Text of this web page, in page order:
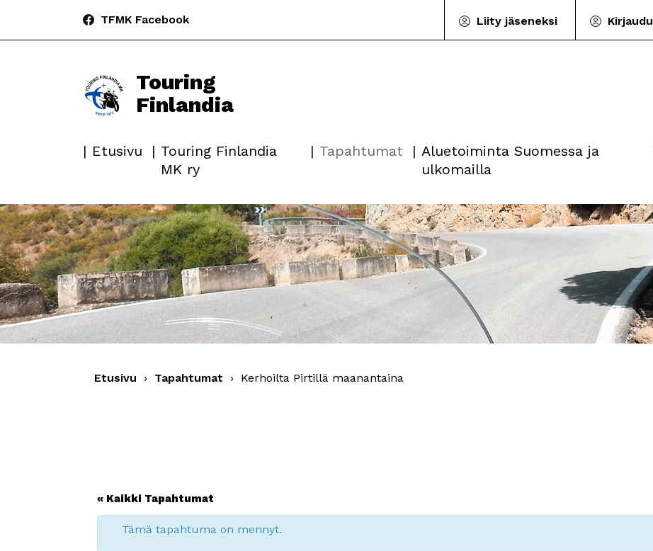
Touring
Finlandia
TFMK Facebook Liity jäseneksi Kirjaudu
Etusivu
Touring Finlandia
MK ry
Tapahtumat
Aluetoiminta Suomessa ja
ulkomailla
Etusivu › Tapahtumat › Kerhoilta Pirtillä maanantaina
« Kaikki Tapahtumat
Tämä tapahtuma on mennyt.